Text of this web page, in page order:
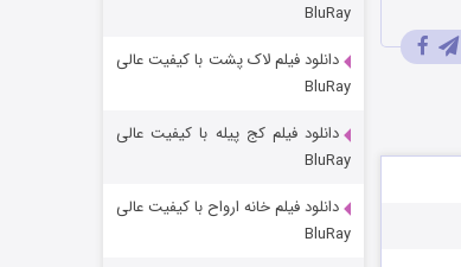
خاندان اژدها فصل ۳
BluRay
دانلود فیلم لاک پشت با کیفیت عالی
BluRay
دانلود فیلم کج‌ پیله با کیفیت عالی
BluRay
دانلود فیلم خانه ارواح با کیفیت عالی
BluRay